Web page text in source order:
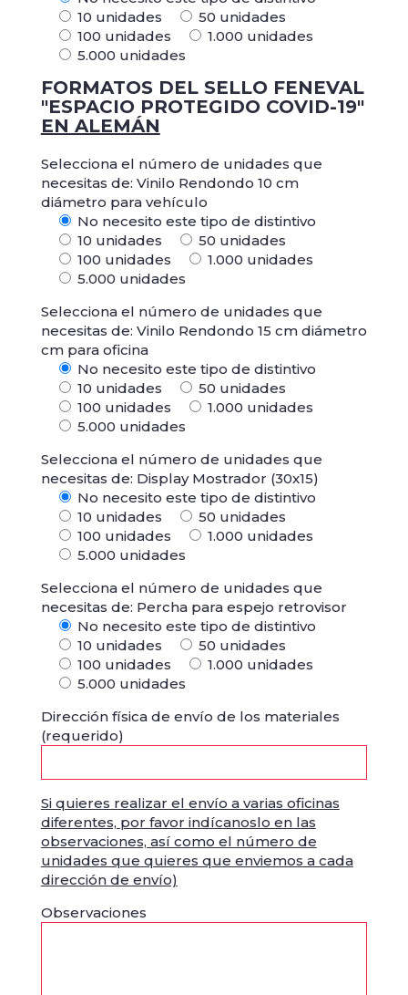
10 unidades
50 unidades
100 unidades
1.000 unidades
5.000 unidades
FORMATOS DEL SELLO FENEVAL
"ESPACIO PROTEGIDO COVID-19"
EN ALEMÁN
Selecciona el número de unidades que
necesitas de: Vinilo Rendondo 10 cm
diámetro para vehículo
No necesito este tipo de distintivo
10 unidades
50 unidades
100 unidades
1.000 unidades
5.000 unidades
Selecciona el número de unidades que
necesitas de: Vinilo Rendondo 15 cm diámetro
cm para oficina
No necesito este tipo de distintivo
10 unidades
50 unidades
100 unidades
1.000 unidades
5.000 unidades
Selecciona el número de unidades que
necesitas de: Display Mostrador (30x15)
No necesito este tipo de distintivo
10 unidades
50 unidades
100 unidades
1.000 unidades
5.000 unidades
Selecciona el número de unidades que
necesitas de: Percha para espejo retrovisor
No necesito este tipo de distintivo
10 unidades
50 unidades
100 unidades
1.000 unidades
5.000 unidades
Dirección física de envío de los materiales
(requerido)
Si quieres realizar el envío a varias oficinas
diferentes, por favor indícanoslo en las
observaciones, así como el número de
unidades que quieres que enviemos a cada
dirección de envío)
Observaciones